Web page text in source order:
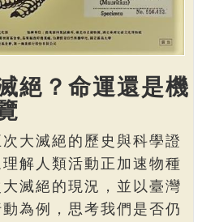
絕？命運還是機
大滅絕的歷史與科學證
解人類活動正加速物種
滅絕的現況，並以臺灣
為例，思考我們是否仍